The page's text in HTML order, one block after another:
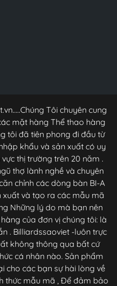
Tôi chuyên cung
mặt hàng Thể thao hàng
tôi đã tiên phong đi đầu từ
khẩu và sản xuất có uy
thị trường trên 20 năm .
thợ lành nghề và chuyên
chỉnh các dòng bàn BI-A
xuất và tạo ra các mẫu mã
Những lý do mà bạn nên
của đơn vị chúng tôi: là
. Billiardssaoviet -luôn trực
không thông qua bất cứ
cá nhân nào. Sản phẩm
cho các bạn sự hài lòng về
thức mẫu mã , Để đảm bảo